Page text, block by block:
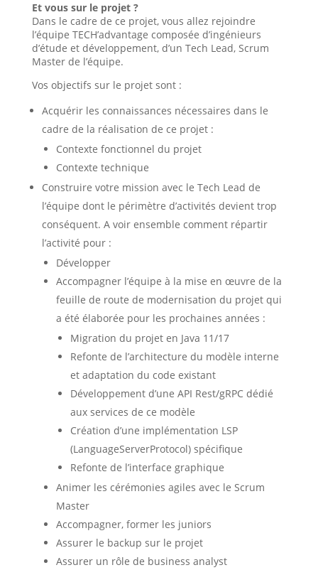
Et vous sur le projet ?
Dans le cadre de ce projet, vous allez rejoindre
l’équipe TECH’advantage composée d’ingénieurs
d’étude et développement, d’un Tech Lead, Scrum
Master de l’équipe.
Vos objectifs sur le projet sont :
Acquérir les connaissances nécessaires dans le
cadre de la réalisation de ce projet :
Contexte fonctionnel du projet
Contexte technique
Construire votre mission avec le Tech Lead de
l’équipe dont le périmètre d’activités devient trop
conséquent. A voir ensemble comment répartir
l’activité pour :
Développer
Accompagner l’équipe à la mise en œuvre de la
feuille de route de modernisation du projet qui
a été élaborée pour les prochaines années :
Migration du projet en Java 11/17
Refonte de l’architecture du modèle interne
et adaptation du code existant
Développement d’une API Rest/gRPC dédié
aux services de ce modèle
Création d’une implémentation LSP
(LanguageServerProtocol) spécifique
Refonte de l’interface graphique
Animer les cérémonies agiles avec le Scrum
Master
Accompagner, former les juniors
Assurer le backup sur le projet
Assurer un rôle de business analyst